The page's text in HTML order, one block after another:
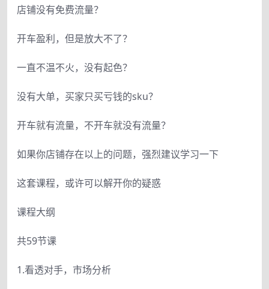
店铺没有免费流量？
开车盈利，但是放大不了？
一直不温不火，没有起色？
没有大单，买家只买亏钱的sku？
开车就有流量，不开车就没有流量？
如果你店铺存在以上的问题，强烈建议学习一下
这套课程，或许可以解开你的疑惑
课程大纲
共59节课
1.看透对手，市场分析